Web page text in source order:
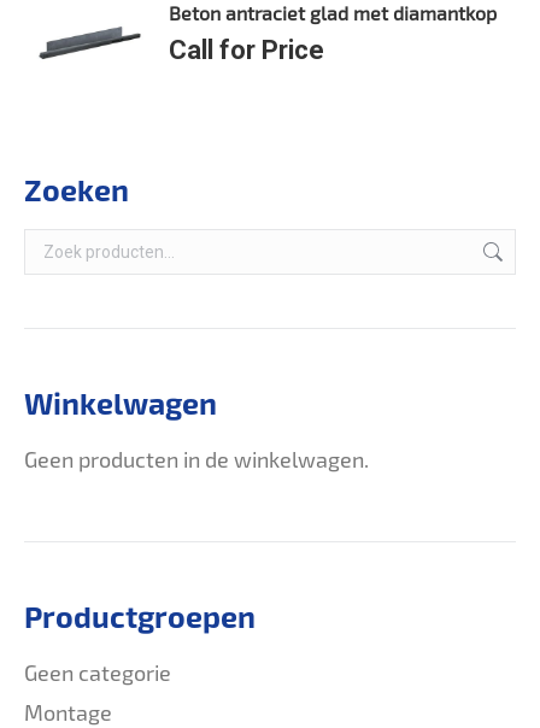
Beton antraciet glad met diamantkop
Call for Price
Zoeken
Winkelwagen
Geen producten in de winkelwagen.
Productgroepen
Geen categorie
Montage